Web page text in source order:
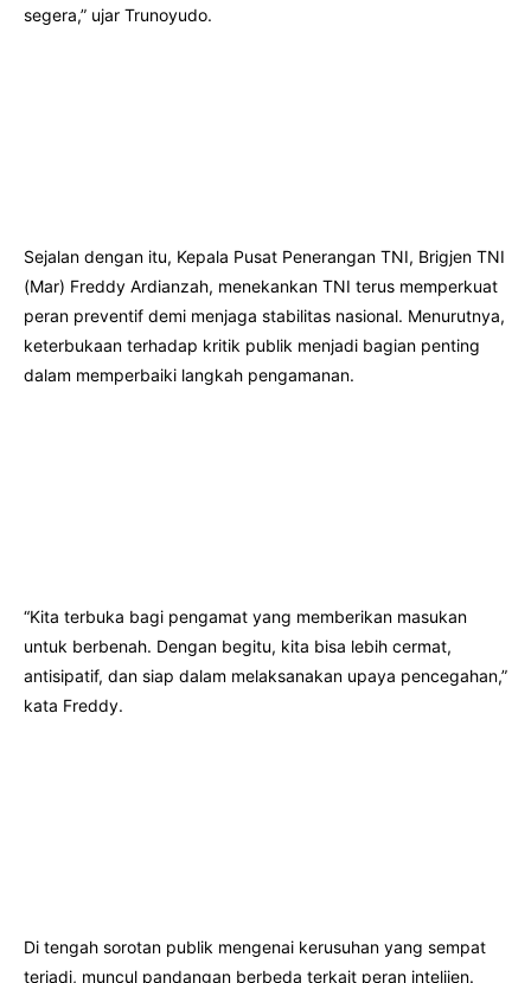
segera,” ujar Trunoyudo.
Sejalan dengan itu, Kepala Pusat Penerangan TNI, Brigjen TNI
(Mar) Freddy Ardianzah, menekankan TNI terus memperkuat
peran preventif demi menjaga stabilitas nasional. Menurutnya,
keterbukaan terhadap kritik publik menjadi bagian penting
dalam memperbaiki langkah pengamanan.
“Kita terbuka bagi pengamat yang memberikan masukan
untuk berbenah. Dengan begitu, kita bisa lebih cermat,
antisipatif, dan siap dalam melaksanakan upaya pencegahan,”
kata Freddy.
Di tengah sorotan publik mengenai kerusuhan yang sempat
terjadi, muncul pandangan berbeda terkait peran intelijen.